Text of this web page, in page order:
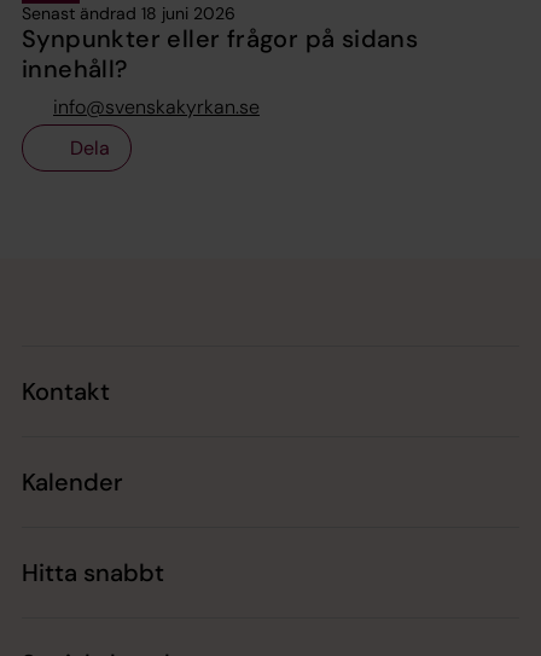
Senast ändrad 18 juni 2026
Synpunkter eller frågor på sidans
innehåll?
info@svenskakyrkan.se
Dela
Kontakt
Kalender
Hitta snabbt